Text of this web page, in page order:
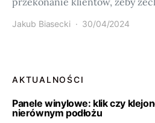
Jakub Biasecki 30/04/2024
AKTUALNOŚCI
Panele winylowe: klik czy
nierównym podłożu